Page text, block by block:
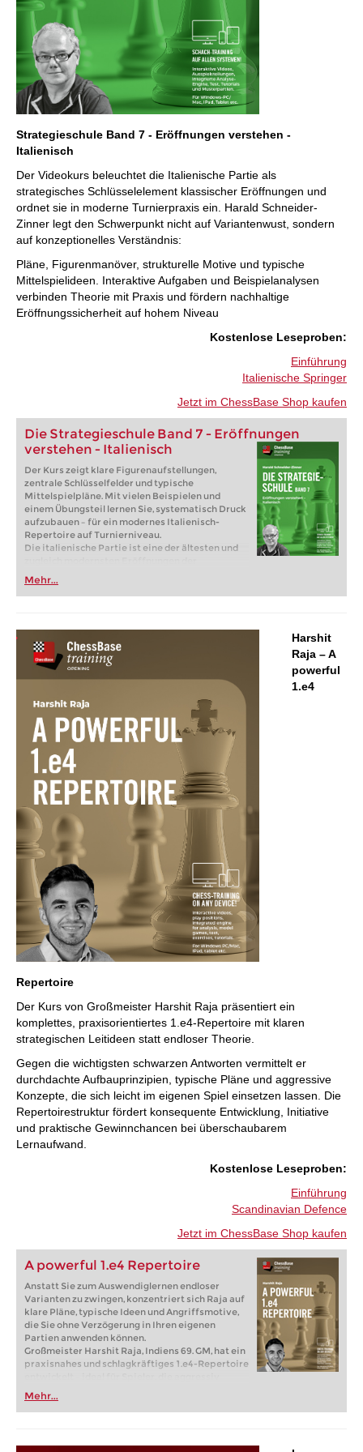
Strategieschule Band 7 - Eröffnungen verstehen -
Italienisch
Der Videokurs beleuchtet die Italienische Partie als
strategisches Schlüsselelement klassischer Eröffnungen und
ordnet sie in moderne Turnierpraxis ein. Harald Schneider-
Zinner legt den Schwerpunkt nicht auf Variantenwust, sondern
auf konzeptionelles Verständnis:
Pläne, Figurenmanöver, strukturelle Motive und typische
Mittelspielideen. Interaktive Aufgaben und Beispielanalysen
verbinden Theorie mit Praxis und fördern nachhaltige
Eröffnungssicherheit auf hohem Niveau
:Kostenlose Leseproben
Einführung
Italienische Springer
Jetzt im ChessBase Shop kaufen
Die Strategieschule Band 7 - Eröffnungen
verstehen - Italienisch
Der Kurs zeigt klare Figurenaufstellungen,
zentrale Schlüsselfelder und typische
Mittelspielpläne. Mit vielen Beispielen und
einem Übungsteil lernen Sie, systematisch Druck
aufzubauen – für ein modernes Italienisch-
Repertoire auf Turnierniveau.
Die italienische Partie ist eine der ältesten und
Schachgeschichte. Lange Zeit als harmlos
angesehen, ist es heute fester Bestandteil der
Weltelite und aus der Turnierpraxis nicht mehr
Hauptvarianten enormes strategisches
Potenzial bieten – für Weiß wie für Schwarz.
Kostenloses Beispielvideo:
Kostenloses Beispielvideo:Italienischer
Mehr...
Harshit
Raja – A
powerful
1.e4
Repertoire
Der Kurs von Großmeister Harshit Raja präsentiert ein
komplettes, praxisorientiertes 1.e4-Repertoire mit klaren
strategischen Leitideen statt endloser Theorie.
Gegen die wichtigsten schwarzen Antworten vermittelt er
durchdachte Aufbauprinzipien, typische Pläne und aggressive
Konzepte, die sich leicht im eigenen Spiel einsetzen lassen. Die
Repertoirestruktur fördert konsequente Entwicklung, Initiative
und praktische Gewinnchancen bei überschaubarem
Lernaufwand.
:Kostenlose Leseproben
Einführung
Scandinavian Defence
Jetzt im ChessBase Shop kaufen
A powerful 1.e4 Repertoire
Anstatt Sie zum Auswendiglernen endloser
Varianten zu zwingen, konzentriert sich Raja auf
klare Pläne, typische Ideen und Angriffsmotive,
die Sie ohne Verzögerung in Ihren eigenen
Partien anwenden können.
Großmeister Harshit Raja, Indiens 69. GM, hat ein
praxisnahes und schlagkräftiges 1.e4-Repertoire
zu versinken. Ob online oder am Brett: Dieser
Kurs vermittelt Ihnen solide Angriffswaffen, die
Mehr...